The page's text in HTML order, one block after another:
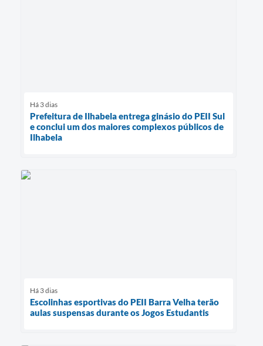
Há 3 dias
Prefeitura de Ilhabela entrega ginásio do PEII Sul
e conclui um dos maiores complexos públicos de
Ilhabela
Há 3 dias
Escolinhas esportivas do PEII Barra Velha terão
aulas suspensas durante os Jogos Estudantis